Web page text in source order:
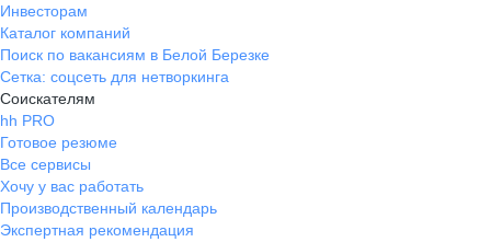
Инвесторам
Каталог компаний
Поиск по вакансиям в Белой Березке
Сетка: соцсеть для нетворкинга
Соискателям
hh PRO
Готовое резюме
Все сервисы
Хочу у вас работать
Производственный календарь
Экспертная рекомендация